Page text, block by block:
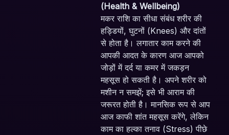
(Health & Wellbeing)
मकर राशि का सीधा संबंध शरीर की
हड्डियों, घुटनों (Knees) और दांतों
से होता है। लगातार काम करने की
आपकी आदत के कारण आज आपको
जोड़ों में दर्द या कमर में जकड़न
महसूस हो सकती है। अपने शरीर को
मशीन न समझें; इसे भी आराम की
जरूरत होती है। मानसिक रूप से आप
आज काफी शांत महसूस करेंगे, लेकिन
काम का हल्का तनाव (Stress) पीछे